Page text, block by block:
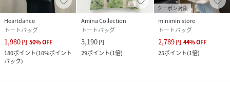
Heartdance
トートバッグ
1,980円 50%OFF
180ポイント(10%ポイント
バック)
Amina Collection
トートバッグ
3,190円
29ポイント(1倍)
クーポン対象
miniministore
トートバッグ
2,789円 44%OFF
25ポイント(1倍)